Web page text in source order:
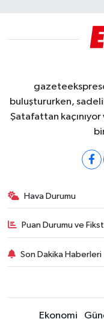
buluştururken,
Şatafattan
Hava Durumu
Puan Durumu ve
Son Dakika Haberleri
Ekonomi